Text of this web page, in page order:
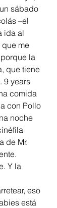
sábado
–el
ida al
me
la
que tiene
9 years
comida
con Pollo
noche
de Mr.
Y la
eso
está